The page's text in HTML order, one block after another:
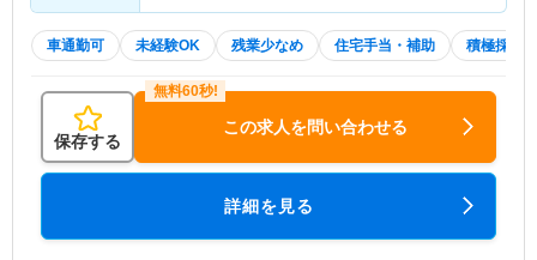
車通勤可 未経験OK 残業少なめ 住宅手当・補助 積極採用中
保存する
この求人を問い合わせる
詳細を見る